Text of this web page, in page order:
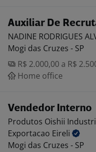
Auxiliar De
NADINE RODRIGUES
Mogi das Cruzes - SP
R$ 2.000,00 a R$
Home office
Vendedor Interno
Produtos Oishii
Exportacao Eireli
Mogi das Cruzes - SP